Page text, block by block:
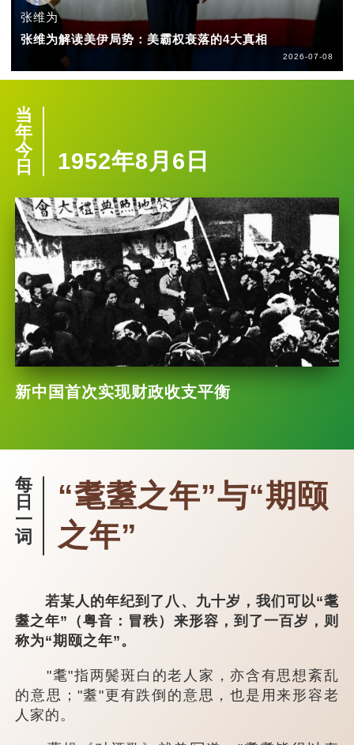
张维为
张维为解读美伊局势：美霸权衰落的4大真相
2026-07-08
当
年
今
日
1952年8月6日
新中国首次实现财政收支平衡
每
日
一
词
“耄耋之年”与“期颐
之年”
若某人的年纪到了八、九十岁，我们可以“耄
耋之年”（粤音：冒秩）来形容，到了一百岁，则
称为“期颐之年”。
"耄"指两鬓斑白的老人家，亦含有思想紊乱
的意思；"耋"更有跌倒的意思，也是用来形容老
人家的。